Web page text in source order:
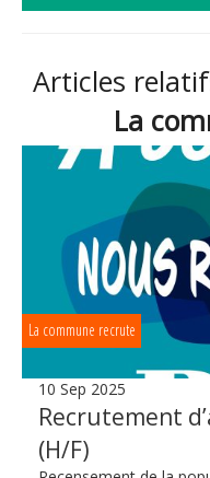
Articles
La
La commune recrute
10 Sep 2025
Recrutement
(H/F)